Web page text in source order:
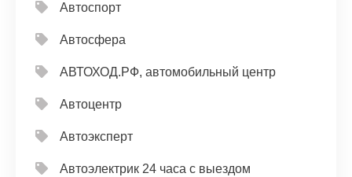
Автоспорт
Автосфера
АВТОХОД.РФ, автомобильный центр
Автоцентр
Автоэксперт
Автоэлектрик 24 часа с выездом